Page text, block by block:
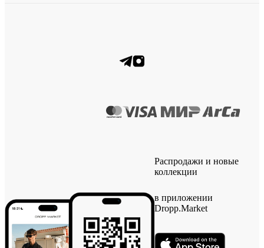
Распродажи и новые
коллекции
в приложении
Dropp.Market